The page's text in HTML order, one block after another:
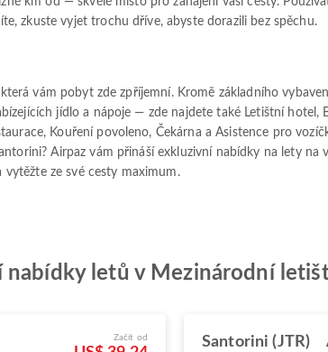
zkuste vyjet trochu dříve, abyste dorazili bez spěchu.
vám pobyt zde zpříjemní. Kromě základního
jídlo a nápoje — zde najdete také Letištní hotel,
Kouření povoleno, Čekárna a Asistence pro
Airpaz vám přináší exkluzivní nabídky na lety
ze své cesty maximum.
letů v Mezinárodní
Začít od Santorini (JTR)